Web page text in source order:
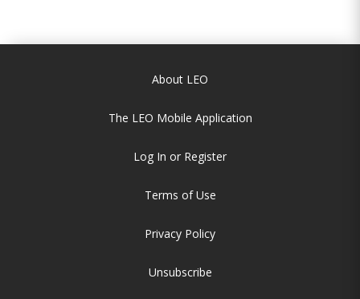
About LEO
The LEO Mobile Application
Log In or Register
Terms of Use
Privacy Policy
Unsubscribe